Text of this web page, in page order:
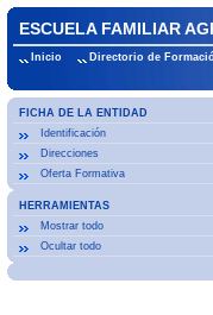
ESCUELA FAMILIAR
Inicio Directorio de
FICHA DE LA ENTIDAD
Identificación
Direcciones
Oferta Formativa
HERRAMIENTAS
Mostrar todo
Ocultar todo